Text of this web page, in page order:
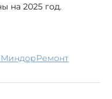
на 2025 год.
Миндор ремонт